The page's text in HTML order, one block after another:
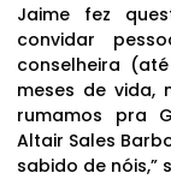
Jaime fez
convidar
conselheira
meses de vida,
rumamos pra
Altair Sales
sabido de nóis,”